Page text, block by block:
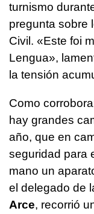
turnismo
pregunta sobre
Civil. «Este foi
Lengua»,
la tensión
Como
hay grandes
año, que en
seguridad para
mano un
el delegado de
Arce, recorrió